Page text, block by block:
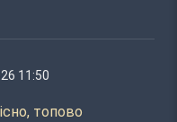
11:50
топово